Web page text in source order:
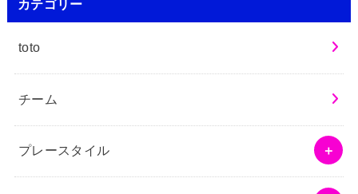
カテゴリー
toto
チーム
プレースタイル